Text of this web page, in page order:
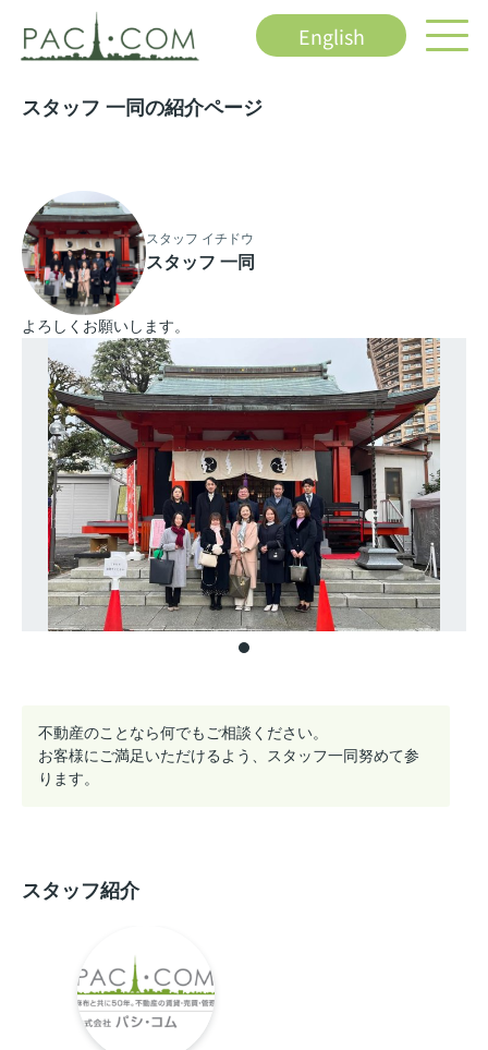
English
スタッフ 一同の紹介ページ
スタッフ イチドウ
スタッフ 一同
よろしくお願いします。
不動産のことなら何でもご相談ください。
お客様にご満足いただけるよう、スタッフ一同努めて参
ります。
スタッフ紹介